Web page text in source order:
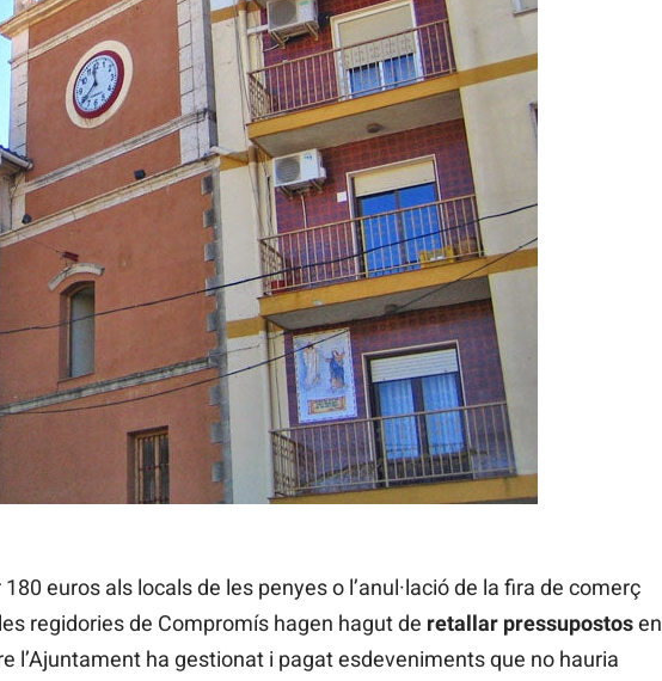
euros als locals de les penyes o l’anul·lació de la fira de comerç
regidories de Compromís hagen hagut de retallar pressupostosen
l’Ajuntament ha gestionat i pagat esdeveniments que no hauria